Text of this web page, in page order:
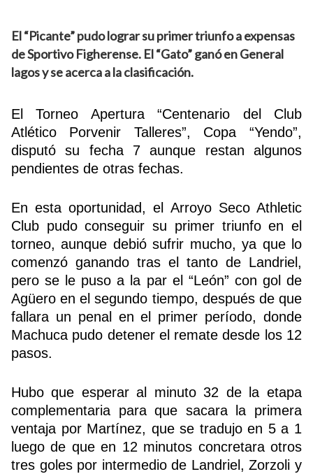
El “Picante” pudo lograr su primer triunfo a expensas
de Sportivo Figherense. El “Gato” ganó en General
lagos y se acerca a la clasificación.
El Torneo Apertura “Centenario del Club
Atlético Porvenir Talleres”, Copa “Yendo”,
disputó su fecha 7 aunque restan algunos
pendientes de otras fechas.
En esta oportunidad, el Arroyo Seco Athletic
Club pudo conseguir su primer triunfo en el
torneo, aunque debió sufrir mucho, ya que lo
comenzó ganando tras el tanto de Landriel,
pero se le puso a la par el “León” con gol de
Agüero en el segundo tiempo, después de que
fallara un penal en el primer período, donde
Machuca pudo detener el remate desde los 12
pasos.
Hubo que esperar al minuto 32 de la etapa
complementaria para que sacara la primera
ventaja por Martínez, que se tradujo en 5 a 1
luego de que en 12 minutos concretara otros
tres goles por intermedio de Landriel, Zorzoli y
Buscador